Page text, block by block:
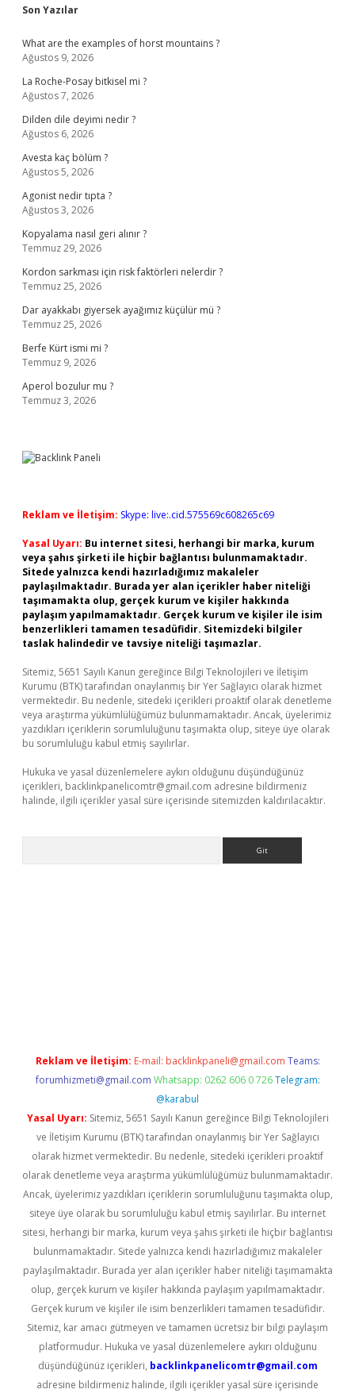
Sidebar
Son Yazılar
What are the examples of horst mountains ?
Ağustos 9, 2026
La Roche-Posay bitkisel mi ?
Ağustos 7, 2026
Dilden dile deyimi nedir ?
Ağustos 6, 2026
Avesta kaç bölüm ?
Ağustos 5, 2026
Agonist nedir tıpta ?
Ağustos 3, 2026
Kopyalama nasıl geri alınır ?
Temmuz 29, 2026
Kordon sarkması için risk faktörleri nelerdir ?
Temmuz 25, 2026
Dar ayakkabı giyersek ayağımız küçülür mü ?
Temmuz 25, 2026
Berfe Kürt ismi mi ?
Temmuz 9, 2026
Aperol bozulur mu ?
Temmuz 3, 2026
Reklam ve İletişim: Skype: live:.cid.575569c608265c69
Yasal Uyarı: Bu internet sitesi, herhangi bir marka, kurum
veya şahıs şirketi ile hiçbir bağlantısı bulunmamaktadır.
Sitede yalnızca kendi hazırladığımız makaleler
paylaşılmaktadır. Burada yer alan içerikler haber niteliği
taşımamakta olup, gerçek kurum ve kişiler hakkında
paylaşım yapılmamaktadır. Gerçek kurum ve kişiler ile isim
benzerlikleri tamamen tesadüfidir. Sitemizdeki bilgiler
taslak halindedir ve tavsiye niteliği taşımazlar.
Sitemiz, 5651 Sayılı Kanun gereğince Bilgi Teknolojileri ve İletişim
Kurumu (BTK) tarafından onaylanmış bir Yer Sağlayıcı olarak hizmet
vermektedir. Bu nedenle, sitedeki içerikleri proaktif olarak denetleme
veya araştırma yükümlülüğümüz bulunmamaktadır. Ancak, üyelerimiz
yazdıkları içeriklerin sorumluluğunu taşımakta olup, siteye üye olarak
bu sorumluluğu kabul etmiş sayılırlar.
Hukuka ve yasal düzenlemelere aykırı olduğunu düşündüğünüz
içerikleri, backlinkpanelicomtr@gmail.com adresine bildirmeniz
halinde, ilgili içerikler yasal süre içerisinde sitemizden kaldırılacaktır.
Reklam ve İletişim: E-mail: backlinkpaneli@gmail.com Teams:
forumhizmeti@gmail.com Whatsapp: 0262 606 0 726 Telegram:
@karabul
Yasal Uyarı: Sitemiz, 5651 Sayılı Kanun gereğince Bilgi Teknolojileri
ve İletişim Kurumu (BTK) tarafından onaylanmış bir Yer Sağlayıcı
olarak hizmet vermektedir. Bu nedenle, sitedeki içerikleri proaktif
olarak denetleme veya araştırma yükümlülüğümüz bulunmamaktadır.
Ancak, üyelerimiz yazdıkları içeriklerin sorumluluğunu taşımakta olup,
siteye üye olarak bu sorumluluğu kabul etmiş sayılırlar. Bu internet
sitesi, herhangi bir marka, kurum veya şahıs şirketi ile hiçbir bağlantısı
bulunmamaktadır. Sitede yalnızca kendi hazırladığımız makaleler
paylaşılmaktadır. Burada yer alan içerikler haber niteliği taşımamakta
olup, gerçek kurum ve kişiler hakkında paylaşım yapılmamaktadır.
Gerçek kurum ve kişiler ile isim benzerlikleri tamamen tesadüfidir.
Sitemiz, kar amacı gütmeyen ve tamamen ücretsiz bir bilgi paylaşım
platformudur. Hukuka ve yasal düzenlemelere aykırı olduğunu
düşündüğünüz içerikleri, backlinkpanelicomtr@gmail.com
adresine bildirmeniz halinde, ilgili içerikler yasal süre içerisinde